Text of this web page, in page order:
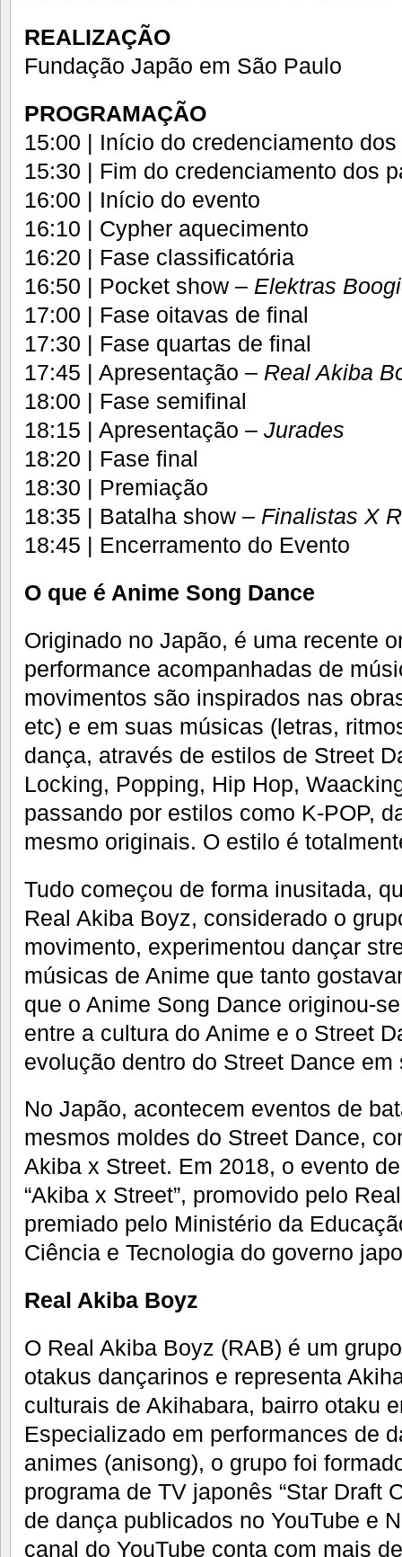
REALIZAÇÃO
Fundação Japão em São Paulo
PROGRAMAÇÃO
15:00 | Início do credenciamento
15:30 | Fim do credenciamento dos
16:00 | Início do evento
16:10 | Cypher aquecimento
16:20 | Fase classificatória
16:50 | Pocket show – Elektras
17:00 | Fase oitavas de final
17:30 | Fase quartas de final
17:45 | Apresentação – Real Akiba
18:00 | Fase semifinal
18:15 | Apresentação – Jurades
18:20 | Fase final
18:30 | Premiação
18:35 | Batalha show – Finalistas X
18:45 | Encerramento do Evento
O que é Anime Song Dance
Originado no Japão, é uma recente
performance acompanhadas de
movimentos são inspirados nas
etc) e em suas músicas (letras,
dança, através de estilos de Street
Locking, Popping, Hip Hop,
passando por estilos como K-POP,
mesmo originais. O estilo é
Tudo começou de forma inusitada,
Real Akiba Boyz, considerado o
movimento, experimentou dançar
músicas de Anime que tanto
que o Anime Song Dance originou-
entre a cultura do Anime e o Street
evolução dentro do Street Dance em
No Japão, acontecem eventos de
mesmos moldes do Street Dance,
Akiba x Street. Em 2018, o evento
“Akiba x Street”, promovido pelo
premiado pelo Ministério da
Ciência e Tecnologia do governo
Real Akiba Boyz
O Real Akiba Boyz (RAB) é um
otakus dançarinos e representa
culturais de Akihabara, bairro otaku
Especializado em performances de
animes (anisong), o grupo foi
programa de TV japonês “Star Draft
de dança publicados no YouTube e
canal do YouTube conta com mais